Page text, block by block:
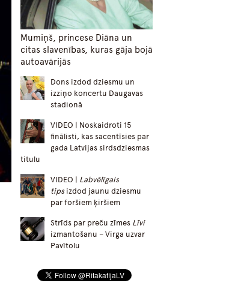
Mumiņš, princese Diāna un
citas slavenības, kuras gāja bojā
autoavārijās
Dons izdod dziesmu un
izziņo koncertu Daugavas
stadionā
VIDEO | Noskaidroti 15
finālisti, kas sacentīsies par
gada Latvijas sirdsdziesmas
titulu
VIDEO | Labvēlīgais
tipsizdod jaunu dziesmu
par foršiem ķiršiem
Strīds par preču zīmes Līvi
izmantošanu – Virga uzvar
Pavītolu